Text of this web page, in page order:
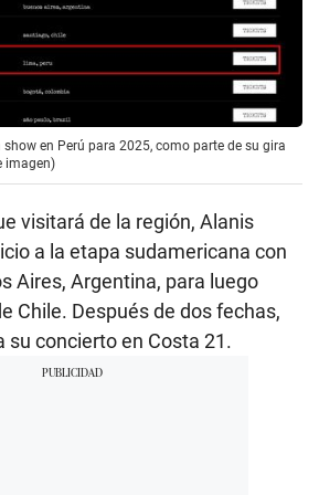
en Perú para 2025, como parte de su gira
imagen)
visitará de la región, Alanis
a la etapa sudamericana con
Aires, Argentina, para luego
Chile. Después de dos fechas,
su concierto en Costa 21.